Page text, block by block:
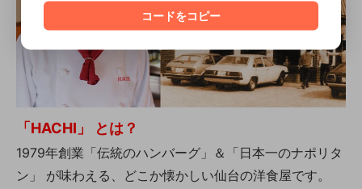
「HACHI」 とは？
1979年創業「伝統のハンバーグ」＆「日本一のナポリタ
ン」 が味わえる、どこか懐かしい仙台の洋食屋です。
コードをコピー